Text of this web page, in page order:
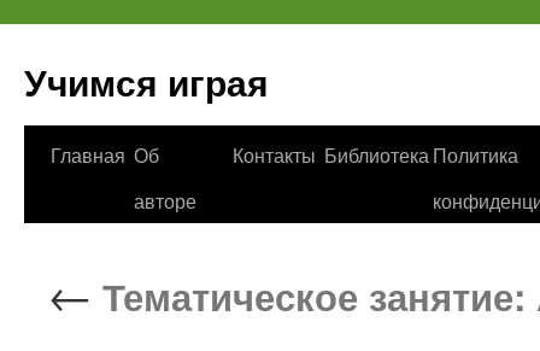
Учимся играя
Перейти
Главная Об
авторе
Контакты Библиотека Политика
← Тематическое